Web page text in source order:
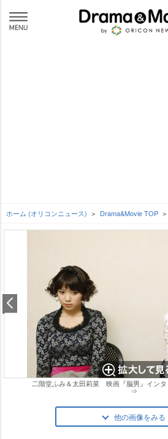
ホーム (オリコンニュース) Drama&Movie TOP
二階堂ふみ＆太田莉菜 映画『脳男』インタ
⇒
他の画像をみる